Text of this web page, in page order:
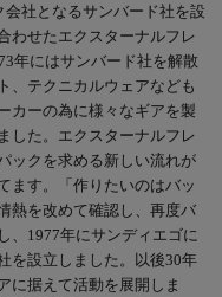
社となるサンバード社を設
わせたエクスターナルフレ
年にはサンバード社を解散
、テクニカルウェアなども
カーの為に様々なギアを製
した。エクスターナルフレ
ックを求める新しい流れが
ます。「作りたいのはバッ
熱を改めて確認し、再度バ
、1977年にサンディエゴに
を設立しました。以後30年
に据えて活動を展開しま